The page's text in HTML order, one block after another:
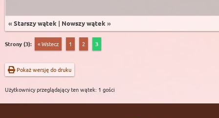
« Starszy wątek | Nowszy wątek »
Strony (3): « Wstecz 1 2 3
Pokaż wersję do druku
Użytkownicy przeglądający ten wątek: 1 gości